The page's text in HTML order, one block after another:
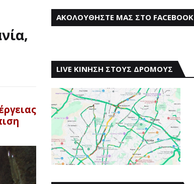
ΑΚΟΛΟΥΘΗΣΤΕ ΜΑΣ ΣΤΟ FACEBOOK
LIVE ΚΙΝΗΣΗ ΣΤΟΥΣ ΔΡΟΜΟΥΣ